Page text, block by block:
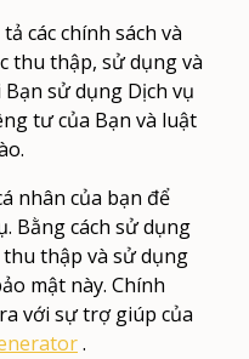
các chính sách và
thu thập, sử dụng và
sử dụng Dịch vụ
tư của Bạn và luật
nhân của bạn để
Bằng cách sử dụng
thu thập và sử dụng
mật này. Chính
với sự trợ giúp của
.